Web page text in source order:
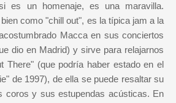
es un homenaje, es una maravilla.
como "chill out", es la típica jam a la
Macca en sus conciertos
dio en Madrid) y sirve para relajarnos
There" (que podría haber estado en el
de 1997), de ella se puede resaltar su
coros y sus estupendas acústicas. En